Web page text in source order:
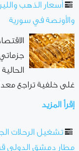
أسعار الذهب
والأونصة في سورية
غلى خلفية تراجع
إقرأ المزيد
تشغيل الرحلات
مطار دمشق الدولي